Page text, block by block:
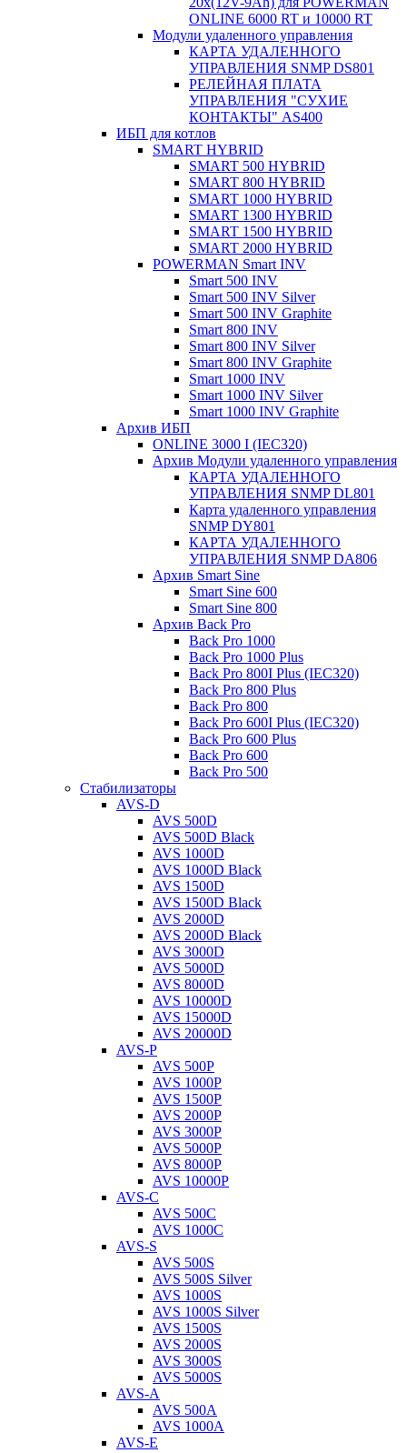
ONLINE 6000 RT и 10000 RT
Модули удаленного управления
КАРТА УДАЛЕННОГО
УПРАВЛЕНИЯ SNMP DS801
РЕЛЕЙНАЯ ПЛАТА
УПРАВЛЕНИЯ "СУХИЕ
КОНТАКТЫ" AS400
ИБП для котлов
SMART HYBRID
SMART 500 HYBRID
SMART 800 HYBRID
SMART 1000 HYBRID
SMART 1300 HYBRID
SMART 1500 HYBRID
SMART 2000 HYBRID
POWERMAN Smart INV
Smart 500 INV
Smart 500 INV Silver
Smart 500 INV Graphite
Smart 800 INV
Smart 800 INV Silver
Smart 800 INV Graphite
Smart 1000 INV
Smart 1000 INV Silver
Smart 1000 INV Graphite
Архив ИБП
ONLINE 3000 I (IEC320)
Архив Модули удаленного управления
КАРТА УДАЛЕННОГО
УПРАВЛЕНИЯ SNMP DL801
Карта удаленного управления
SNMP DY801
КАРТА УДАЛЕННОГО
УПРАВЛЕНИЯ SNMP DА806
Архив Smart Sine
Smart Sine 600
Smart Sine 800
Архив Back Pro
Back Pro 1000
Back Pro 1000 Plus
Back Pro 800I Plus (IEC320)
Back Pro 800 Plus
Back Pro 800
Back Pro 600I Plus (IEC320)
Back Pro 600 Plus
Back Pro 600
Back Pro 500
Стабилизаторы
AVS-D
AVS 500D
AVS 500D Black
AVS 1000D
AVS 1000D Black
AVS 1500D
AVS 1500D Black
AVS 2000D
AVS 2000D Black
AVS 3000D
AVS 5000D
AVS 8000D
AVS 10000D
AVS 15000D
AVS 20000D
AVS-P
AVS 500P
AVS 1000P
AVS 1500P
AVS 2000P
AVS 3000P
AVS 5000P
AVS 8000P
AVS 10000P
AVS-C
AVS 500C
AVS 1000C
AVS-S
AVS 500S
AVS 500S Silver
AVS 1000S
AVS 1000S Silver
AVS 1500S
AVS 2000S
AVS 3000S
AVS 5000S
AVS-A
AVS 500A
AVS 1000A
AVS-E